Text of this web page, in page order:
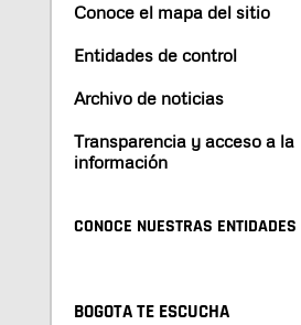
Conoce el mapa del sitio
Entidades de control
Archivo de noticias
Transparencia y acceso a la
información
CONOCE NUESTRAS ENTIDADES
BOGOTA TE ESCUCHA